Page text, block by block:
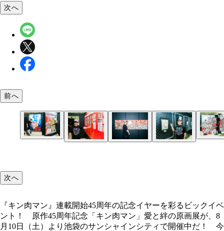
次へ
前へ
次へ
『キン肉マン』連載開始45周年の記念イヤーを彩るビックイベ
ント！ 原作45周年記念「キン肉マン」愛と絆の原画展が、8
月10日（土）より池袋のサンシャインシティで開催中だ！ 今